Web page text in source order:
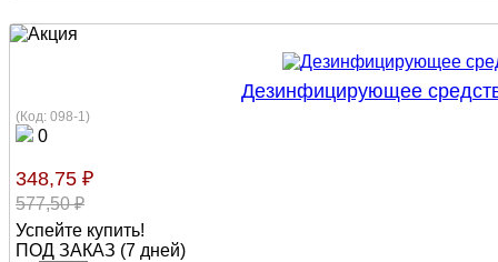
Дезинфицирующее
(Код: 098-1)
0
348,75 ₽
577,50 ₽
Успейте купить!
ПОД ЗАКАЗ (7 дней)